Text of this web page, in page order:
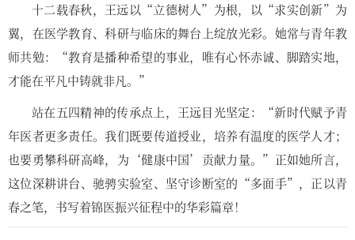
十二载春秋，王远以“立德树人”为根，以“求实创新”为
翼，在医学教育、科研与临床的舞台上绽放光彩。她常与青年教
师共勉：“教育是播种希望的事业，唯有心怀赤诚、脚踏实地，
才能在平凡中铸就非凡。”
站在五四精神的传承点上，王远目光坚定：“新时代赋予青
年医者更多责任。我们既要传道授业，培养有温度的医学人才；
也要勇攀科研高峰，为‘健康中国’贡献力量。”正如她所言，
这位深耕讲台、驰骋实验室、坚守诊断室的“多面手”，正以青
春之笔，书写着锦医振兴征程中的华彩篇章！